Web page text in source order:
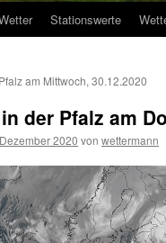
Stationswerte
am Mittwoch, 30.12.2020
der Pfalz am
2020 von wettermann